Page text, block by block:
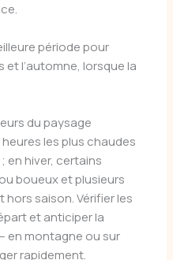
période pour
l’automne, lorsque la
du paysage
les plus chaudes
en hiver, certains
boueux et plusieurs
saison. Vérifier les
et anticiper la
en montagne ou sur
rapidement.